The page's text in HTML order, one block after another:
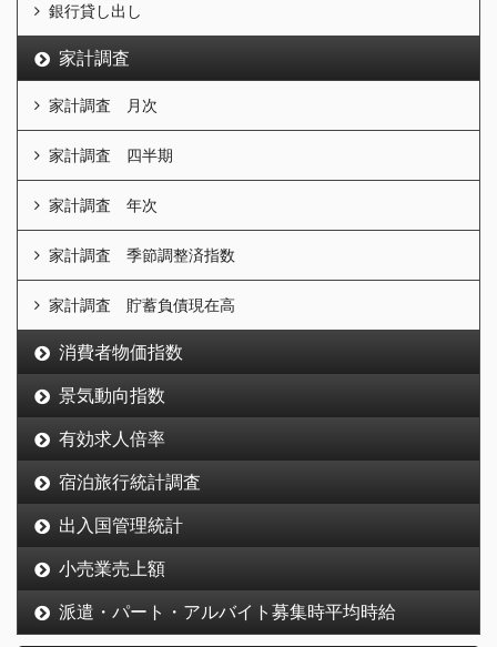
銀行貸し出し
家計調査
家計調査 月次
家計調査 四半期
家計調査 年次
家計調査 季節調整済指数
家計調査 貯蓄負債現在高
消費者物価指数
景気動向指数
有効求人倍率
宿泊旅行統計調査
出入国管理統計
小売業売上額
派遣・パート・アルバイト募集時平均時給